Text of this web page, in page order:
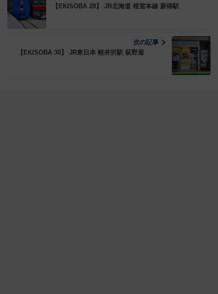
【EKISOBA 28】 JR北海道 根室本線 新得駅
次の記事
【EKISOBA 30】 JR東日本 軽井沢駅 荻野屋